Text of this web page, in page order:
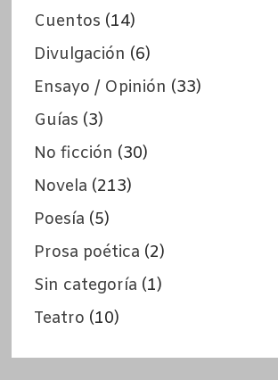
Cuentos (14)
Divulgación (6)
Ensayo / Opinión (33)
Guías (3)
No ficción (30)
Novela (213)
Poesía (5)
Prosa poética (2)
Sin categoría (1)
Teatro (10)